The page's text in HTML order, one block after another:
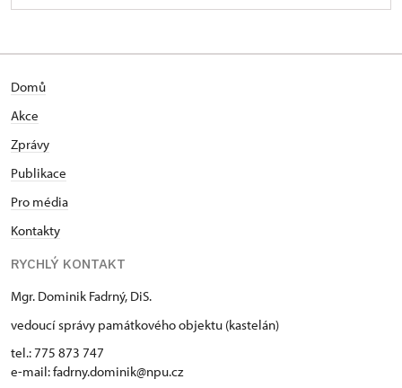
Domů
Akce
Zprávy
Publikace
Pro média
Kontakty
RYCHLÝ KONTAKT
Mgr. Dominik Fadrný, DiS.
vedoucí správy památkového objektu (kastelán)
tel.: 775 873 747
e-mail: fadrny.dominik@npu.cz